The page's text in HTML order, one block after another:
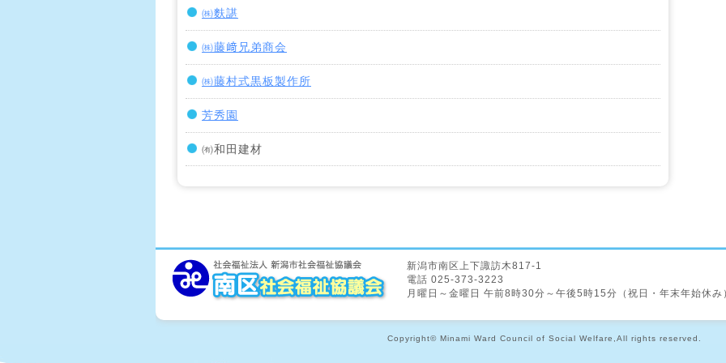
㈱麩諶
㈱藤﨑兄弟商会
㈱藤村式黒板製作所
芳秀園
㈲和田建材
新潟市南区上下諏訪木817-1
電話 025-373-3223
月曜日～金曜日 午前8時30分～午後5時15分（祝日・年末年始休み
Copyright© Minami Ward Council of Social Welfare,All rights reserved.